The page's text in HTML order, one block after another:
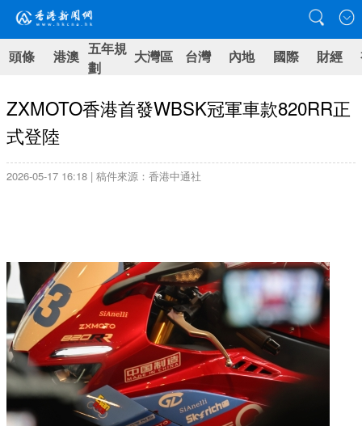
頭條 港澳 五年規
劃
大灣區 台灣 內地 國際 財經
ZXMOTO香港首發WBSK冠軍車款820RR正
式登陸
2026-05-17 16:18 | 稿件來源：香港中通社